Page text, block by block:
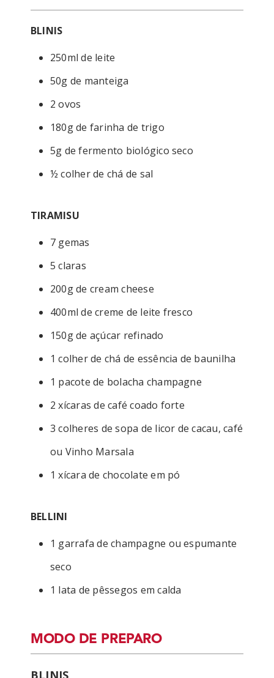
BLINIS
250ml de leite
50g de manteiga
2 ovos
180g de farinha de trigo
5g de fermento biológico seco
½ colher de chá de sal
TIRAMISU
7 gemas
5 claras
200g de cream cheese
400ml de creme de leite fresco
150g de açúcar refinado
1 colher de chá de essência de baunilha
1 pacote de bolacha champagne
2 xícaras de café coado forte
3 colheres de sopa de licor de cacau, café
ou Vinho Marsala
1 xícara de chocolate em pó
BELLINI
1 garrafa de champagne ou espumante
seco
1 lata de pêssegos em calda
MODO DE PREPARO
BLINIS